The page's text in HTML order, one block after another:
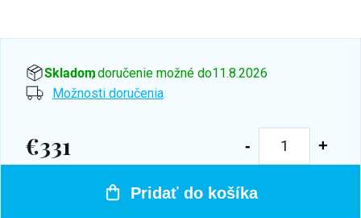
Skladom, doručenie možné do11.8.2026
Možnosti doručenia
€331
Jednotková
Pridať do košíka